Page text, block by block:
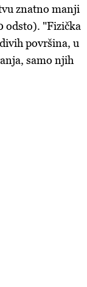
znatno manji
odsto). "Fizička
površina, u
samo njih